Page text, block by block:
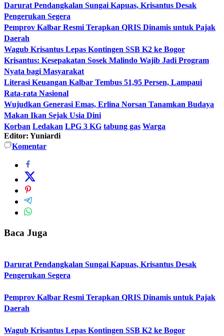
Darurat Pendangkalan Sungai Kapuas, Krisantus Desak
Pengerukan Segera
Pemprov Kalbar Resmi Terapkan QRIS Dinamis untuk Pajak
Daerah
Wagub Krisantus Lepas Kontingen SSB K2 ke Bogor
Krisantus: Kesepakatan Sosek Malindo Wajib Jadi Program
Nyata bagi Masyarakat
Literasi Keuangan Kalbar Tembus 51,95 Persen, Lampaui
Rata-rata Nasional
Wujudkan Generasi Emas, Erlina Norsan Tanamkan Budaya
Makan Ikan Sejak Usia Dini
Korban Ledakan LPG 3 KG tabung gas Warga
Editor: Yuniardi
Komentar
Baca Juga
Darurat Pendangkalan Sungai Kapuas, Krisantus Desak
Pengerukan Segera
Pemprov Kalbar Resmi Terapkan QRIS Dinamis untuk Pajak
Daerah
Wagub Krisantus Lepas Kontingen SSB K2 ke Bogor